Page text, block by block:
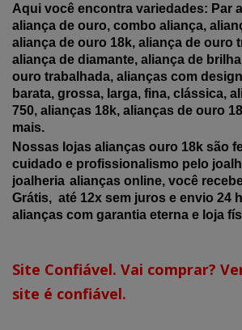
Aqui você encontra variedades: Par
aliança de ouro, combo aliança,
aliança de ouro 18k, aliança de ouro
aliança de diamante, aliança de
ouro trabalhada, alianças com
barata, grossa, larga, fina, clássica,
750, alianças 18k, alianças de ouro
mais.
Nossas lojas alianças ouro 18k são
cuidado e profissionalismo pelo
joalheria alianças online, você
Grátis, até 12x sem juros e envio 24
alianças com garantia eterna e loja
Site Confiável. Vai comprar?
site é confiável.